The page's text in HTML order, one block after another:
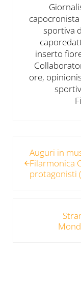
sportiva
inserto
ore,
Auguri in
Filarmonica
protagonisti